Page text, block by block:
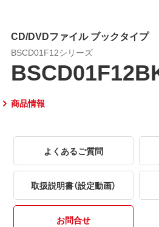
CD/DVDファイル ブックタイプ
BSCD01F12シリーズ
商品情報
よくあるご質問
取扱説明書（設定動画）
お問合せ